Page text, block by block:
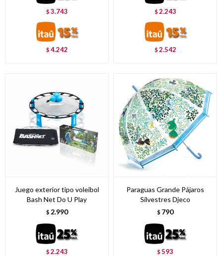
$3.743
$4.242
$2.243
$2.542
Juego exterior tipo voleibol
Bash Net Do U Play
$ 2.990
$2.243
Paraguas Grande Pájaros
Silvestres Djeco
$ 790
$593